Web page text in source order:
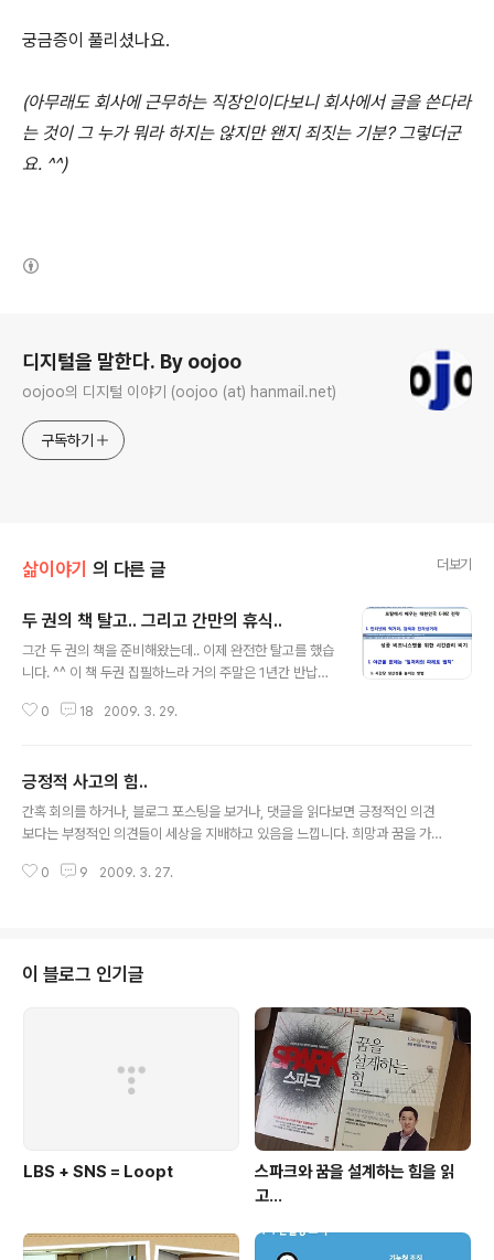
궁금증이 풀리셨나요.
(아무래도 회사에 근무하는 직장인이다보니 회사에서 글을 쓴다라
는 것이 그 누가 뭐라 하지는 않지만 왠지 죄짓는 기분? 그렇더군
요. ^^)
디지털을 말한다. By oojoo
oojoo의 디지털 이야기 (oojoo (at) hanmail.net)
구독하기
삶이야기 의 다른 글 더보기
두 권의 책 탈고.. 그리고 간만의 휴식..
그간 두 권의 책을 준비해왔는데.. 이제 완전한 탈고를 했습
니다. ^^ 이 책 두권 집필하느라 거의 주말은 1년간 반납한
고와 같은 고통이 있습니다. 하지만, 그 고통 이후에는 너무
큽니다. 나름 대박도 기대하고 있구요. 출간 이후 제 개인적
으로 할 수 있는 모든 것을 동원해서 독자들에게 다가갈 수
있도록 해보려 합니다. 이제 좀 여유로움을 찾게 되어 제게
게 공유드립니다. 4월 중순까지 여유를 찾고, 다시 한 번 달
0 18 2009. 3. 29.
긍정적 사고의 힘..
간혹 회의를 하거나, 블로그 포스팅을 보거나, 댓글을 읽다보면 긍정적인 의견
보다는 부정적인 의견들이 세상을 지배하고 있음을 느낍니다. 희망과 꿈을 가지
거나, 김빼는 말들을 하곤 합니다. 그런 마인드로는 부익부, 빈익빈의 사슬에서
는 반대를 위한 반대, 핑계를 위한 불신을 떠들고는 있지 않은지 잘 생각해볼 필
요가 있습니다. 내가 던지는 메시지들이 과연 희망적인지, 항상 우울하고 부정
0 9 2009. 3. 27.
이 블로그 인기글
LBS + SNS = Loopt
스파크와 꿈을 설계하는 힘을 읽
고...